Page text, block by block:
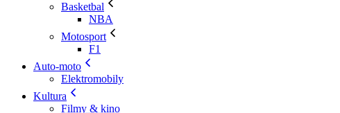
Basketbal
NBA
Motosport
F1
Auto-moto
Elektromobily
Kultura
Filmy & kino